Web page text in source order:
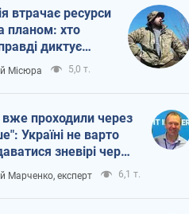
втрачає ресурси
планом: хто
диктує
війни
Місюра 5,0 т.
проходили через
Україні не варто
зневірі через
терор
Марченко, експерт 6,1 т.